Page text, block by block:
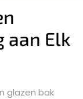
aan Elk
glazen bak